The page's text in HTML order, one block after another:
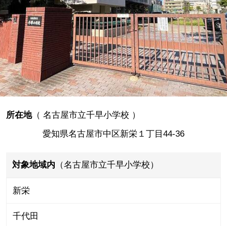
所在地（ 名古屋市立千早小学校 ）
愛知県名古屋市中区新栄１丁目44-36
対象地域内 （名古屋市立千早小学校）
新栄
千代田